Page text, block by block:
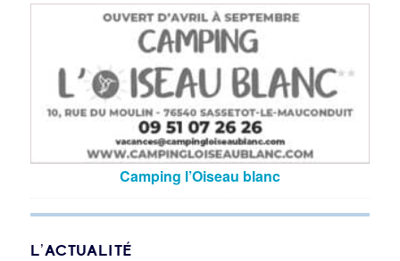
Camping l’Oiseau blanc
L’ACTUALITÉ